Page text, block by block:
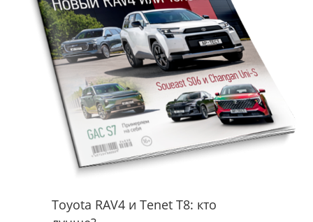
Toyota RAV4 и Tenet T8: кто